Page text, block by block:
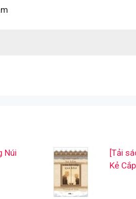
Núi
[Tải
Kẻ